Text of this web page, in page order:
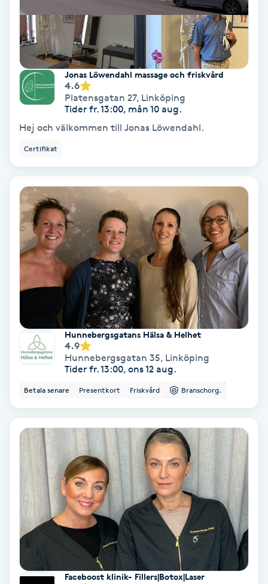
Personal shopper
Personlig tränare
Picolaser
Pigmentfläckar
Plastikkirurgi
Powder brows
PRP (Platelet Rich Plasma)
Psoriasis
Radiofrekvens
Rakning
Jonas Löwendahl massage och friskvård
4.6
Platensgatan 27, Linköping
Tider fr. 13:00, mån 10 aug.
Hej och välkommen till Jonas Löwendahl.
Certifikat
Hunnebergsgatans Hälsa & Helhet
4.9
Hunnebergsgatan 35, Linköping
Tider fr. 13:00, ons 12 aug.
Betala senare Presentkort Friskvård Branschorg.
Faceboost klinik- Fillers|Botox|Laser